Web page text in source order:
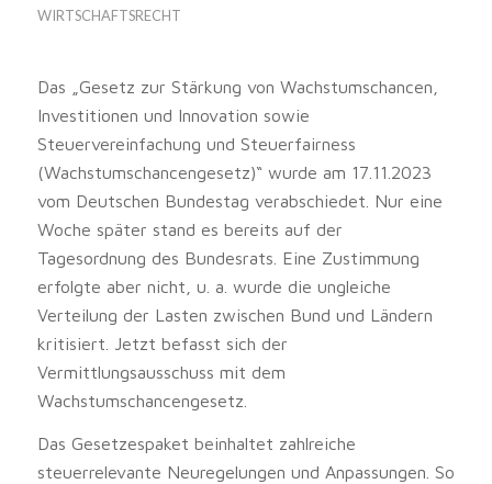
WIRTSCHAFTSRECHT
Das „Gesetz zur Stärkung von Wachstumschancen,
Investitionen und Innovation sowie
Steuervereinfachung und Steuerfairness
(Wachstumschancengesetz)“ wurde am 17.11.2023
vom Deutschen Bundestag verabschiedet. Nur eine
Woche später stand es bereits auf der
Tagesordnung des Bundesrats. Eine Zustimmung
erfolgte aber nicht, u. a. wurde die ungleiche
Verteilung der Lasten zwischen Bund und Ländern
kritisiert. Jetzt befasst sich der
Vermittlungsausschuss mit dem
Wachstumschancengesetz.
Das Gesetzespaket beinhaltet zahlreiche
steuerrelevante Neuregelungen und Anpassungen. So